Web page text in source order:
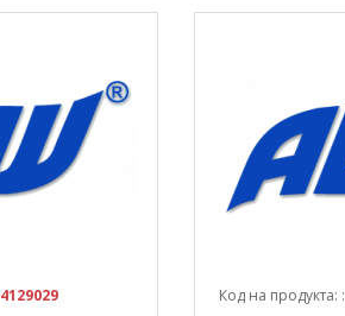
4129029 Код на продукта: :